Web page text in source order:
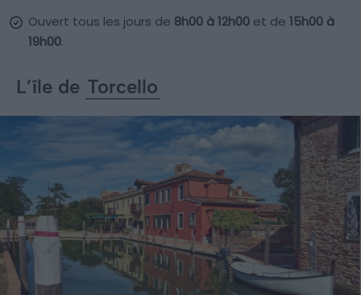
Ouvert tous les jours de 8h00 à 12h00 et de 15h00 à
19h00.
L’île de Torcello